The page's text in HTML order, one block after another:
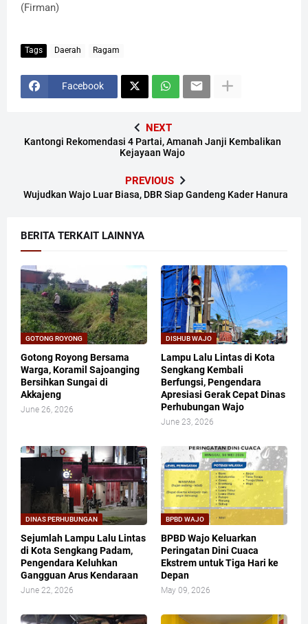
(Firman)
Tags Daerah Ragam
Facebook
NEXT
Kantongi Rekomendasi 4 Partai, Amanah Janji Kembalikan
Kejayaan Wajo
PREVIOUS
Wujudkan Wajo Luar Biasa, DBR Siap Gandeng Kader Hanura
BERITA TERKAIT LAINNYA
GOTONG ROYONG
Gotong Royong Bersama
Warga, Koramil Sajoanging
Bersihkan Sungai di
Akkajeng
June 26, 2026
DISHUB WAJO
Lampu Lalu Lintas di Kota
Sengkang Kembali
Berfungsi, Pengendara
Apresiasi Gerak Cepat Dinas
Perhubungan Wajo
June 23, 2026
DINAS PERHUBUNGAN
Sejumlah Lampu Lalu Lintas
di Kota Sengkang Padam,
Pengendara Keluhkan
Gangguan Arus Kendaraan
June 22, 2026
BPBD WAJO
BPBD Wajo Keluarkan
Peringatan Dini Cuaca
Ekstrem untuk Tiga Hari ke
Depan
May 09, 2026